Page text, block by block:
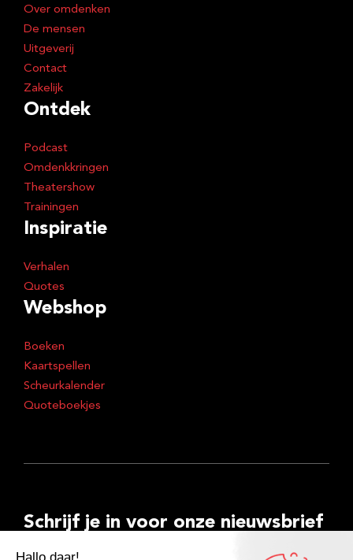
Over omdenken
De mensen
Uitgeverij
Contact
Zakelijk
Ontdek
Podcast
Omdenkkringen
Theatershow
Trainingen
Inspiratie
Verhalen
Quotes
Webshop
Boeken
Kaartspellen
Scheurkalender
Quoteboekjes
Schrijf je in voor onze nieuwsbrief